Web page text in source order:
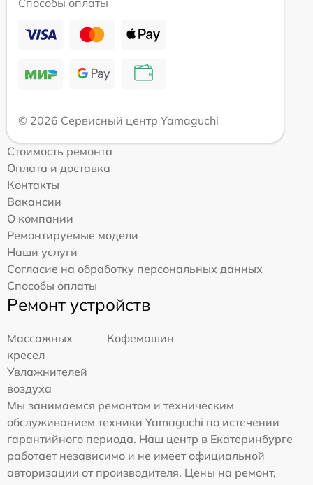
© 2026 Сервисный центр Yamaguchi
Стоимость ремонта
Оплата и доставка
Контакты
Вакансии
О компании
Ремонтируемые модели
Наши услуги
Согласие на обработку персональных данных
Способы оплаты
Ремонт устройств
Массажных
кресел
Кофемашин
Увлажнителей
воздуха
Мы занимаемся ремонтом и техническим
обслуживанием техники Yamaguchi по истечении
гарантийного периода. Наш центр в Екатеринбурге
работает независимо и не имеет официальной
авторизации от производителя. Цены на ремонт,